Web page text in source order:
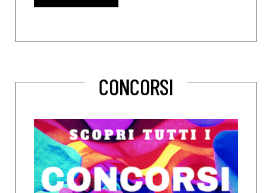
CONCORSI